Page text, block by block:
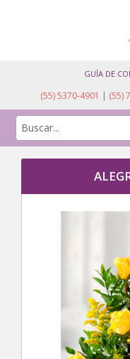
GUÍA DE
(55) 5370-4901 | (55)